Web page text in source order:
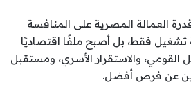
العمالة المصرية على المنافسة
فقط، بل أصبح ملفًا اقتصاديًا
القومي، والاستقرار الأسري، ومستقبل
عن فرص أفضل.